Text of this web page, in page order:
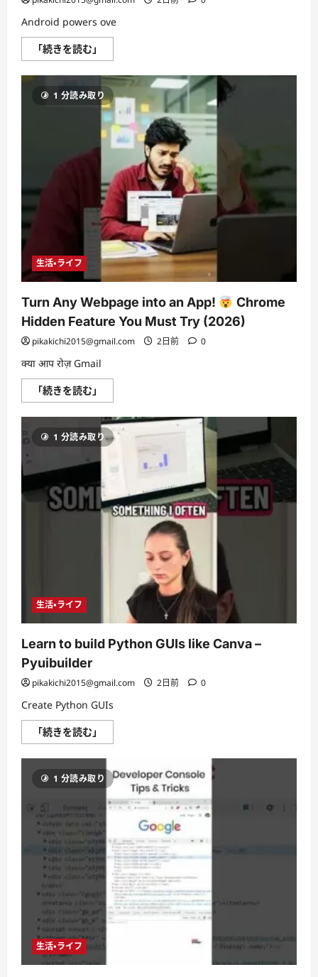
Android powers ove
「続きを読む」
Google
Is
Great
–
So
Why
Is
No
One
に
つ
い
て
さ
ら
に
読
む
1 分読み取り
生活・ライフ
Turn Any Webpage into an App!
Chrome
Hidden Feature You Must Try (2026)
pikakichi2015@gmail.com 2日前 0
क्या आप रोज़ Gmail
「続きを読む」
Any
into
an
App!
Hidden
Feature
You
Must
Try
(2026)
1 分読み取り
生活・ライフ
Learn to build Python GUIs like Canva –
Pyuibuilder
pikakichi2015@gmail.com 2日前 0
Create Python GUIs
「続きを読む」
to
Python
GUIs
like
Canva
Pyuibuilder
い
て
さ
ら
に
1 分読み取り
生活・ライフ